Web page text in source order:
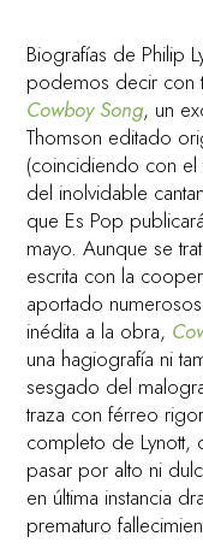
Biografías de Philip
podemos decir con
Cowboy Song, un
Thomson editado
(coincidiendo con el
del inolvidable
que Es Pop
mayo. Aunque se
escrita con la
aportado
inédita a la obra,
una hagiografía ni
sesgado del
traza con férreo
completo de Lynott,
pasar por alto ni
en última instancia
prematuro